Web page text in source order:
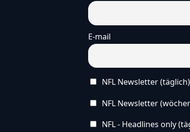
E-mail
NFL Newsletter (täglich)
NFL Newsletter
NFL - Headlines only